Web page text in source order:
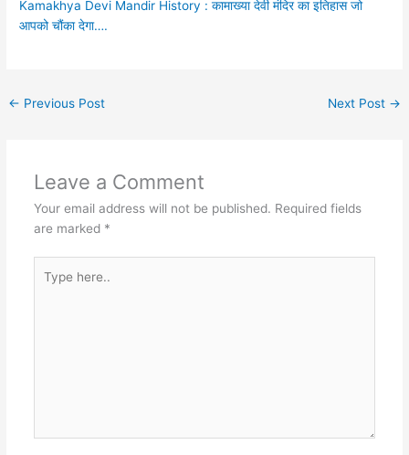
Kamakhya Devi Mandir History : कामाख्या देवी मंदिर का इतिहास जो
आपको चौंका देगा….
← Previous Post Next Post →
Leave a Comment
Your email address will not be published. Required fields
are marked *
here..